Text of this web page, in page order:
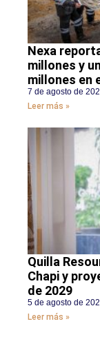
Nexa
millones y
millones en
7 de agosto de
Leer más »
Quilla
Chapi y
de 2029
5 de agosto de
Leer más »